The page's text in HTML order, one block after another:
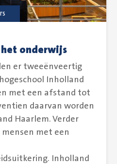
het onderwijs
er tweeënveertig
Inholland
met een afstand tot
daarvan worden
Haarlem. Verder
met een
Inholland